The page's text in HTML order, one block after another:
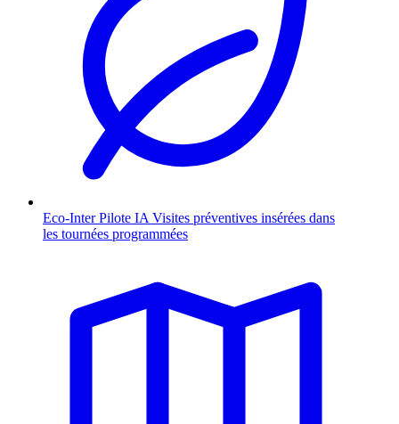
Eco-Inter Pilote IA Visites préventives insérées dans
les tournées programmées